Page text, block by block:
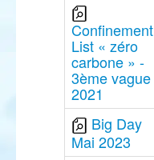
Confinement
List « zéro
carbone » -
3ème vague
2021
Big Day
Mai 2023